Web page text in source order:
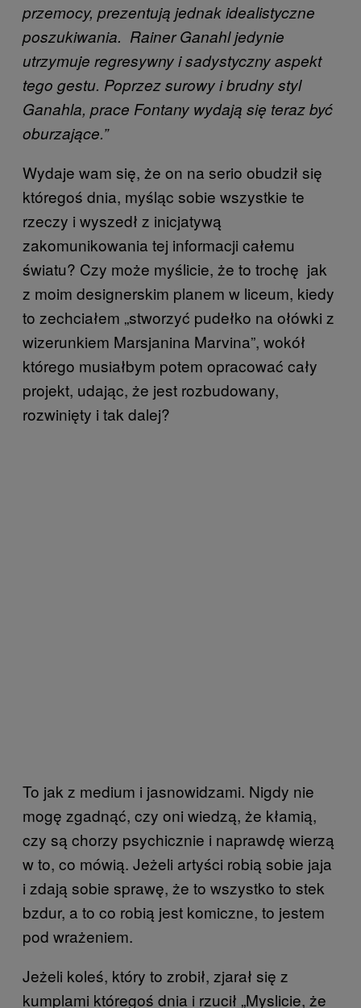
przemocy, prezentują jednak idealistyczne
poszukiwania. Rainer Ganahl jedynie
utrzymuje regresywny i sadystyczny aspekt
tego gestu. Poprzez surowy i brudny styl
Ganahla, prace Fontany wydają się teraz być
oburzające.”
Wydaje wam się, że on na serio obudził się
któregoś dnia, myśląc sobie wszystkie te
rzeczy i wyszedł z inicjatywą
zakomunikowania tej informacji całemu
światu? Czy może myślicie, że to trochę jak
z moim designerskim planem w liceum, kiedy
to zechciałem „stworzyć pudełko na ołówki z
wizerunkiem Marsjanina Marvina”, wokół
którego musiałbym potem opracować cały
projekt, udając, że jest rozbudowany,
rozwinięty i tak dalej?
To jak z medium i jasnowidzami. Nigdy nie
mogę zgadnąć, czy oni wiedzą, że kłamią,
czy są chorzy psychicznie i naprawdę wierzą
w to, co mówią. Jeżeli artyści robią sobie jaja
i zdają sobie sprawę, że to wszystko to stek
bzdur, a to co robią jest komiczne, to jestem
pod wrażeniem.
Jeżeli koleś, który to zrobił, zjarał się z
kumplami któregoś dnia i rzucił „Myslicie, że